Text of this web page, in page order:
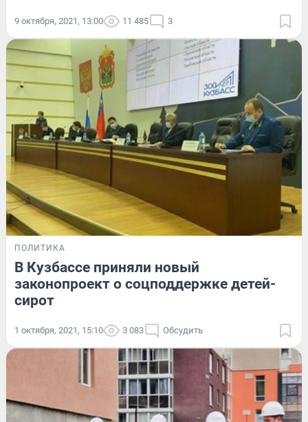
9 октября, 2021, 13:00 11 485 3
ПОЛИТИКА
В Кузбассе приняли новый
законопроект о соцподдержке детей-
сирот
1 октября, 2021, 15:10 3 083 Обсудить